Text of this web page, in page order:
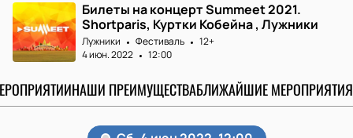
Билеты на концерт Summeet 2021.
Shortparis, Куртки Кобейна , Лужники
Лужники Фестиваль
12+
4 июн. 2022
12:00
НАШИ ПРЕИМУЩЕСТВАБЛИЖАЙШИЕ МЕРОПРИЯТИЯ